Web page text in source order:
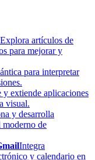
Explora artículos de
para mejorar y
para interpretar
y extiende aplicaciones
visual.
y desarrolla
moderno de
Integra
y calendario en